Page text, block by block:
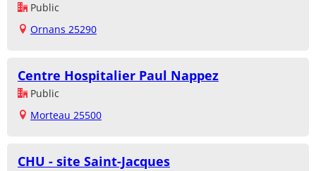
Public
Ornans 25290
Centre Hospitalier Paul Nappez
Public
Morteau 25500
CHU - site Saint-Jacques